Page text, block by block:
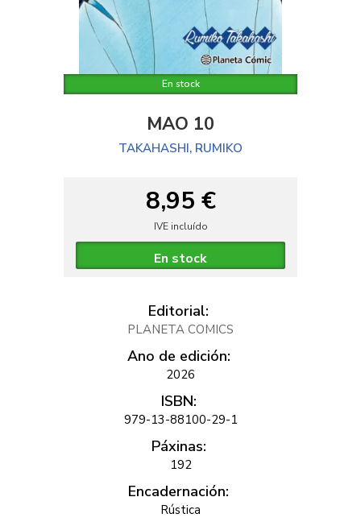
En stock
MAO 10
TAKAHASHI, RUMIKO
8,95 €
IVE incluído
En stock
Editorial:
PLANETA COMICS
Ano de edición:
2026
ISBN:
979-13-88100-29-1
Páxinas:
192
Encadernación:
Rústica